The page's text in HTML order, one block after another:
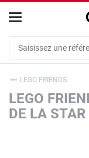
LEGO FRIENDS
LEGO
DE LA
Cookies management